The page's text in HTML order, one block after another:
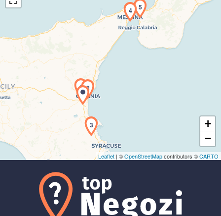
Caricamento della carta in corso...
1 2
3
4 5
+
−
Leaflet | ©OpenStreetMapcontributors ©CARTO